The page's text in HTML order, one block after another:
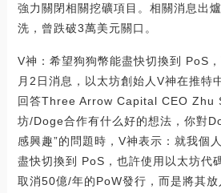
強力關閉相關挖礦項目。相關消息出
洗，曾跌破3萬美元關口。
V神：希望狗狗幣能盡快切換到 PoS
月2日消息，以太坊創始人V神在推特
回答Three Arrow Capital CEO Zhu
坊/Doge合作有什么好的想法，你對
感興趣”的問題時，V神表示：就我個
盡快切換到 PoS，也許使用以太坊代
取消50億/年的PoW發行，而是將其